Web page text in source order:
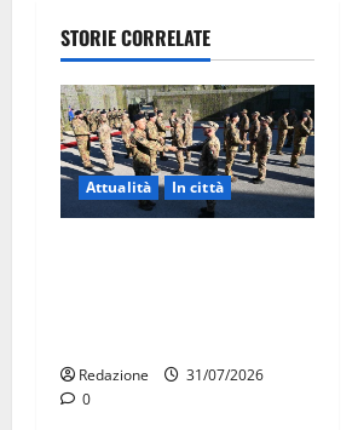
STORIE CORRELATE
Attualità In città
Redazione
31/07/2026
0